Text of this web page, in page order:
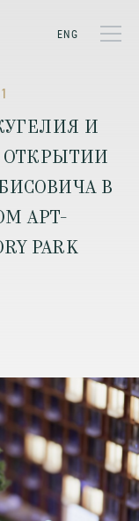
ENG
И
ОТКРЫТИИ
В
АРТ-
PARK